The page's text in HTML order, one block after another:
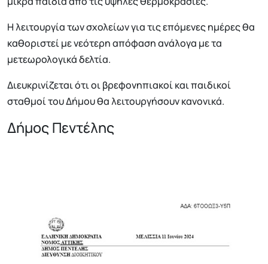
Η λειτουργία των σχολείων για τις επόμενες ημέρες θα
καθοριστεί με νεότερη απόφαση ανάλογα με τα
μετεωρολογικά δελτία.
Διευκρινίζεται ότι οι βρεφονηπιακοί και παιδικοί
σταθμοί του Δήμου θα λειτουργήσουν κανονικά.
Δήμος Πεντέλης